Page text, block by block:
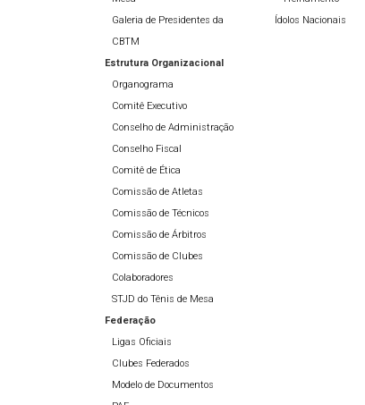
Galeria de Presidentes da
CBTM
Estrutura Organizacional
Organograma
Comitê Executivo
Conselho de Administração
Conselho Fiscal
Comitê de Ética
Comissão de Atletas
Comissão de Técnicos
Comissão de Árbitros
Comissão de Clubes
Colaboradores
STJD do Tênis de Mesa
Federação
Ligas Oficiais
Clubes Federados
Modelo de Documentos
Ídolos Nacionais